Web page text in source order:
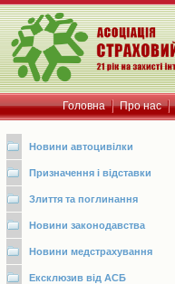
Головна Про нас
Новини автоцивілки
Призначення і відставки
Злиття та поглинання
Новини законодавства
Новини медстрахування
Ексклюзив від АСБ